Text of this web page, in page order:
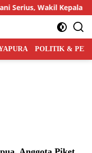
Wakil Kepala
POLITIK &